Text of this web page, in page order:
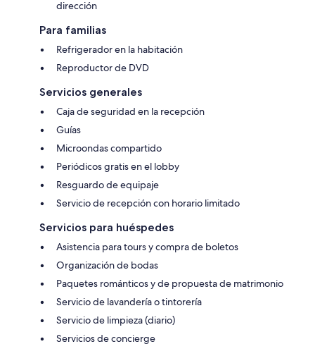
dirección
Para familias
Refrigerador en la habitación
Reproductor de DVD
Servicios generales
Caja de seguridad en la recepción
Guías
Microondas compartido
Periódicos gratis en el lobby
Resguardo de equipaje
Servicio de recepción con horario limitado
Servicios para huéspedes
Asistencia para tours y compra de boletos
Organización de bodas
Paquetes románticos y de propuesta de matrimonio
Servicio de lavandería o tintorería
Servicio de limpieza (diario)
Servicios de concierge